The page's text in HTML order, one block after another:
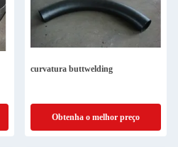
curvatura buttwelding
Obtenha o melhor preço